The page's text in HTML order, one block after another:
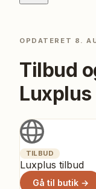
OPDATERET 8.
Tilbud
Luxplus
TILBUD
Luxplus tilbud
Gå til butik →